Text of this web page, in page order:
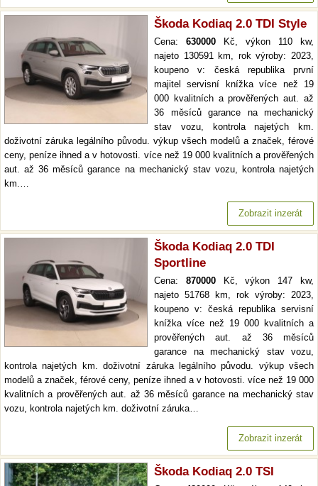
Škoda Kodiaq 2.0 TDI Style
Cena: 630000 Kč, výkon 110 kw,
najeto 130591 km, rok výroby: 2023,
koupeno v: česká republika první
majitel servisní knížka více než 19
000 kvalitních a prověřených aut. až
36 měsíců garance na mechanický
stav vozu, kontrola najetých km.
doživotní záruka legálního původu. výkup všech modelů a značek, férové
ceny, peníze ihned a v hotovosti. více než 19 000 kvalitních a prověřených
aut. až 36 měsíců garance na mechanický stav vozu, kontrola najetých
km.…
Zobrazit inzerát
Škoda Kodiaq 2.0 TDI
Sportline
Cena: 870000Kč, výkon 147 kw,
najeto 51768 km, rok výroby: 2023,
koupeno v: česká republika servisní
knížka více než 19 000 kvalitních a
prověřených aut. až 36 měsíců
garance na mechanický stav vozu,
kontrola najetých km. doživotní záruka legálního původu. výkup všech
modelů a značek, férové ceny, peníze ihned a v hotovosti. více než 19 000
kvalitních a prověřených aut. až 36 měsíců garance na mechanický stav
vozu, kontrola najetých km. doživotní záruka…
Zobrazit inzerát
Škoda Kodiaq 2.0 TSI